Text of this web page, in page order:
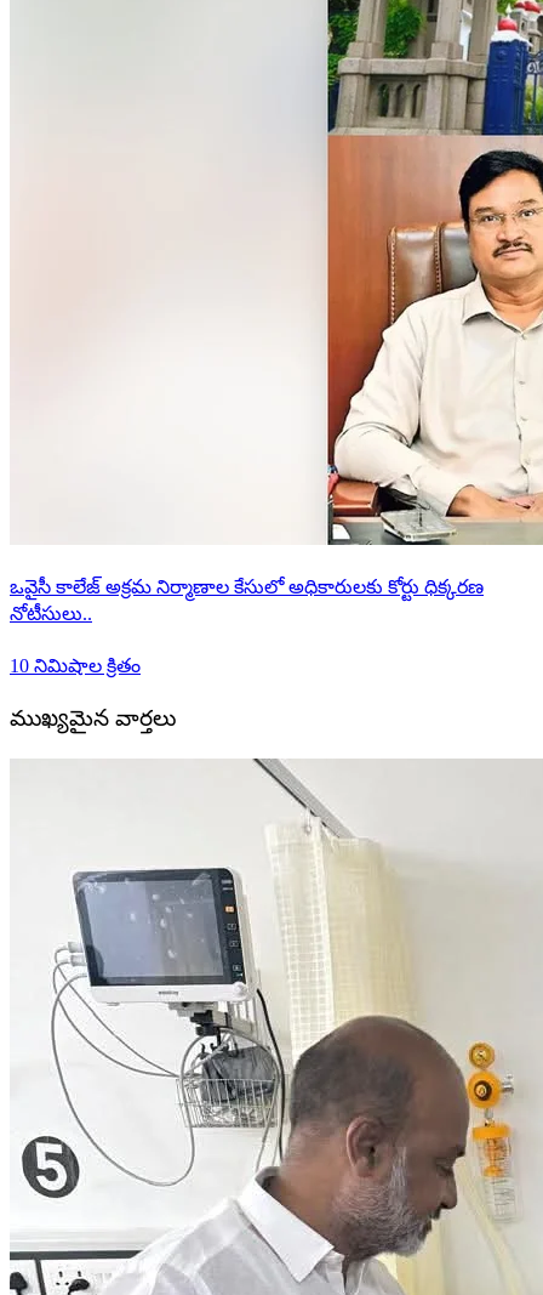
ఒవైసీ కాలేజ్ అక్రమ నిర్మాణాల కేసులో అధికారులకు కోర్టు ధిక్కరణ
నోటీసులు..
10 నిమిషాల క్రితం
ముఖ్యమైన వార్తలు